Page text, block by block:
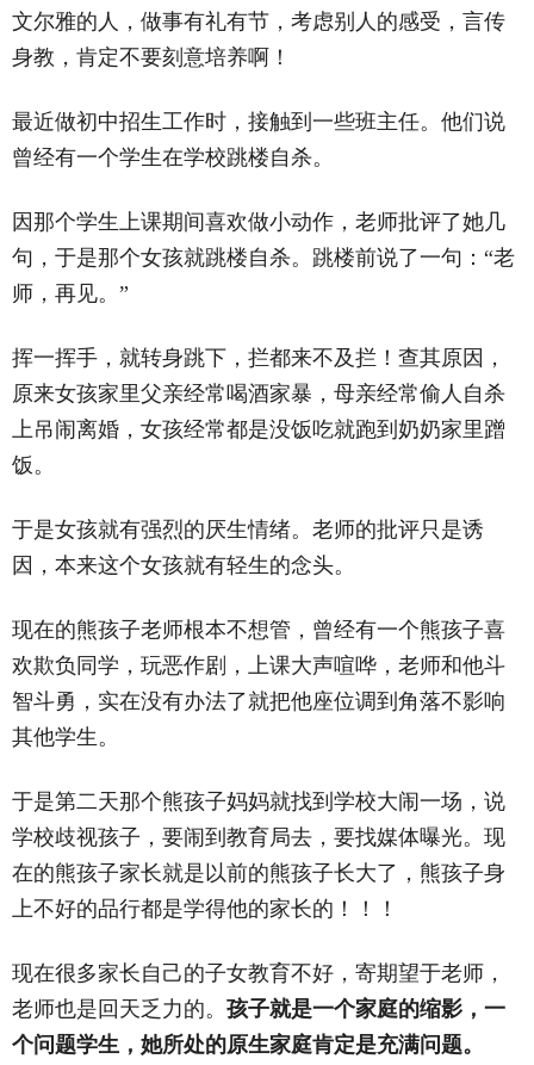
文尔雅的人，做事有礼有节，考虑别人的感受，言传
身教，肯定不要刻意培养啊！
最近做初中招生工作时，接触到一些班主任。他们说
曾经有一个学生在学校跳楼自杀。
因那个学生上课期间喜欢做小动作，老师批评了她几
句，于是那个女孩就跳楼自杀。跳楼前说了一句：‌‌“老
师，再见。‌‌”
挥一挥手，就转身跳下，拦都来不及拦！查其原因，
原来女孩家里父亲经常喝酒家暴，母亲经常偷人自杀
上吊闹离婚，女孩经常都是没饭吃就跑到奶奶家里蹭
饭。
于是女孩就有强烈的厌生情绪。老师的批评只是诱
因，本来这个女孩就有轻生的念头。
现在的熊孩子老师根本不想管，曾经有一个熊孩子喜
欢欺负同学，玩恶作剧，上课大声喧哗，老师和他斗
智斗勇，实在没有办法了就把他座位调到角落不影响
其他学生。
于是第二天那个熊孩子妈妈就找到学校大闹一场，说
学校歧视孩子，要闹到教育局去，要找媒体曝光。现
在的熊孩子家长就是以前的熊孩子长大了，熊孩子身
上不好的品行都是学得他的家长的！！！
现在很多家长自己的子女教育不好，寄期望于老师，
老师也是回天乏力的。 孩子就是一个家庭的缩影，一
个问题学生，她所处的原生家庭肯定是充满问题。